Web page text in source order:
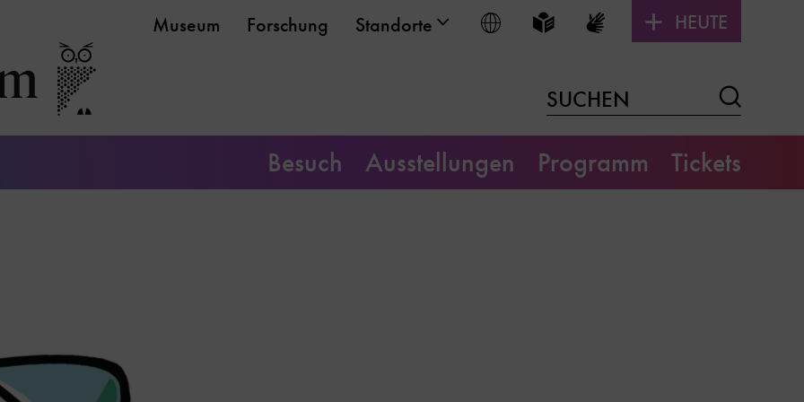
Museum Forschung Standorte Sprache wählen
Leichte Sprache
Gebärdensprache
HEUTE
SUCHEN
Besuch Ausstellungen Programm Tickets